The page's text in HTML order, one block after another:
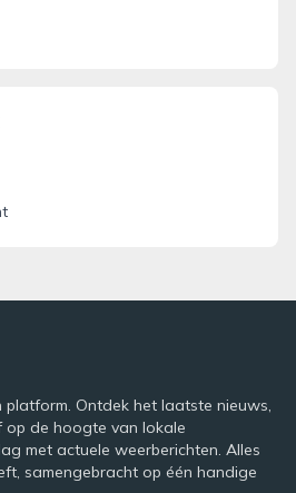
Ontdek het laatste nieuws,
op de hoogte van lokale
met actuele weerberichten. Alles
samengebracht op één handige